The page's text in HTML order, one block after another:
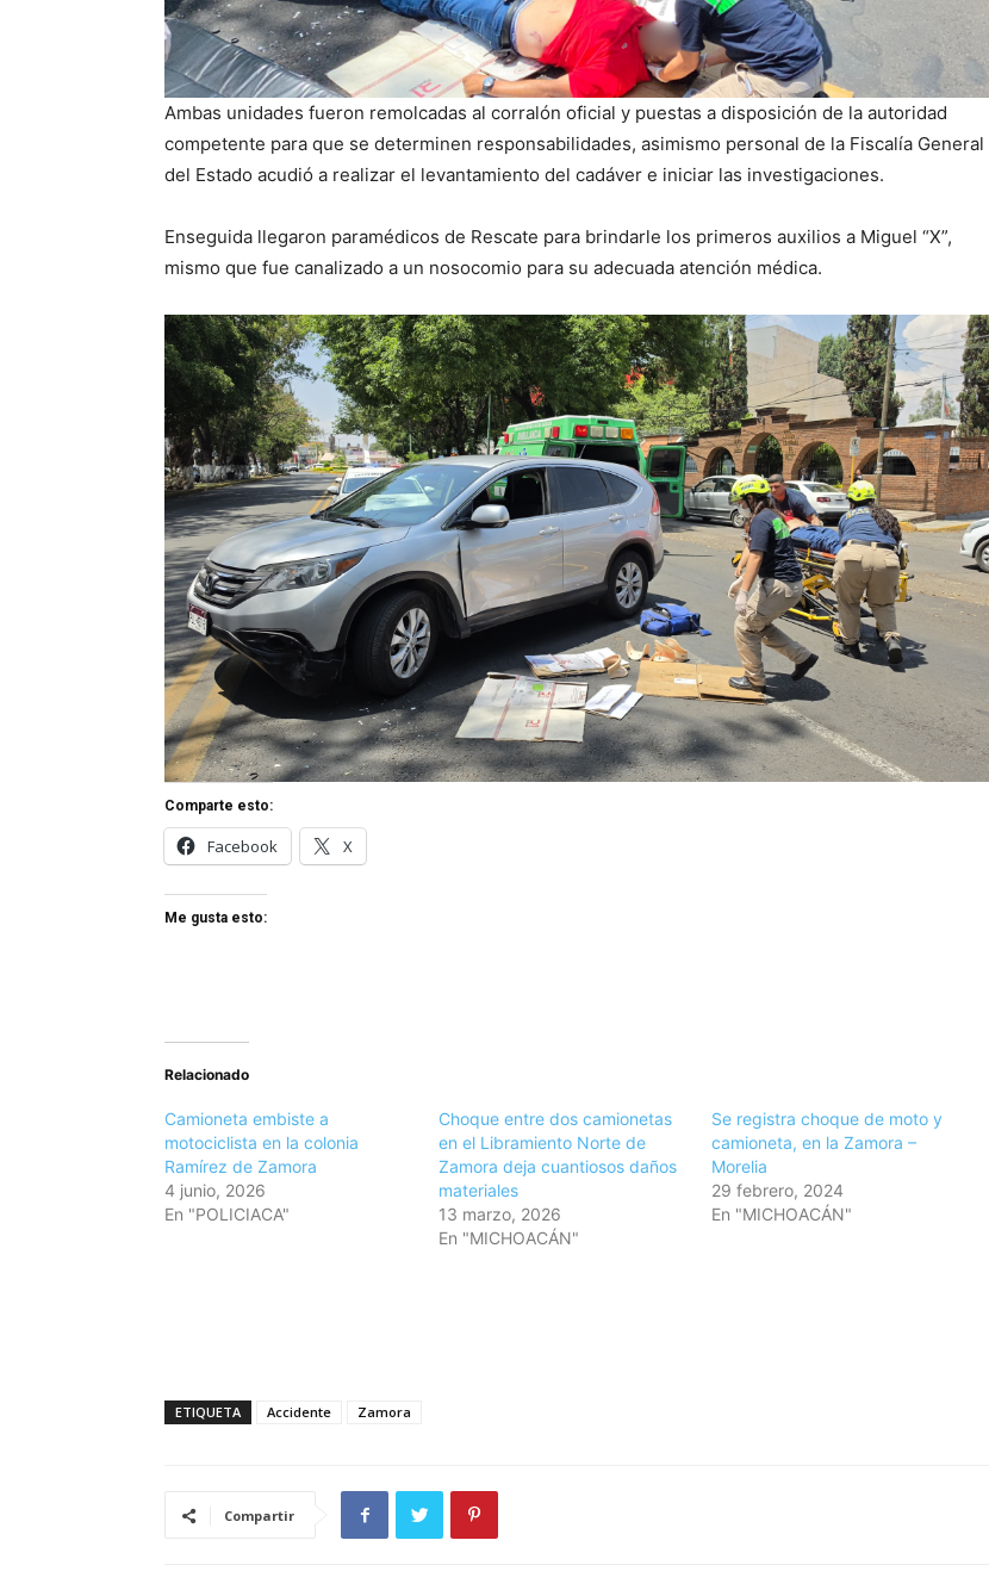
Ambas unidades fueron remolcadas al corralón oficial y puestas a disposición de la autoridad
competente para que se determinen responsabilidades, asimismo personal de la Fiscalía General
del Estado acudió a realizar el levantamiento del cadáver e iniciar las investigaciones.
Enseguida llegaron paramédicos de Rescate para brindarle los primeros auxilios a Miguel “X”,
mismo que fue canalizado a un nosocomio para su adecuada atención médica.
Comparte esto:
Facebook X
Me gusta esto:
Relacionado
Camioneta embiste a
motociclista en la colonia
Ramírez de Zamora
4 junio, 2026
En "POLICIACA"
Choque entre dos camionetas
en el Libramiento Norte de
Zamora deja cuantiosos daños
materiales
13 marzo, 2026
En "MICHOACÁN"
Se registra choque de moto y
camioneta, en la Zamora –
Morelia
29 febrero, 2024
En "MICHOACÁN"
ETIQUETA Accidente Zamora
Compartir